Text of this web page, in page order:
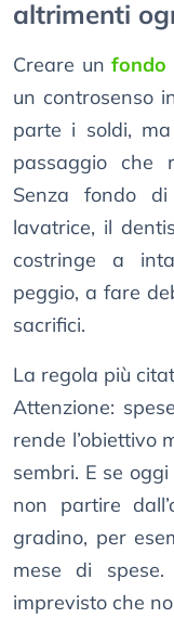
altrimenti
Creare unfondo
un controsenso
parte i soldi,
passaggio che
Senza fondo
lavatrice, il
costringe a
peggio, a fare
sacrifici.
La regola più
Attenzione:
rende l’obiettivo
sembri. E se
non partire
gradino, per
mese di
imprevisto che